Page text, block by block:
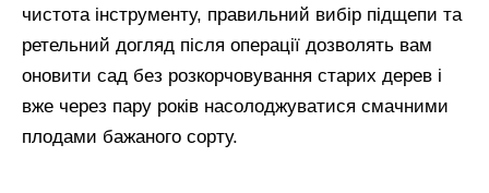
чистота інструменту, правильний вибір підщепи та
ретельний догляд після операції дозволять вам
оновити сад без розкорчовування старих дерев і
вже через пару років насолоджуватися смачними
плодами бажаного сорту.